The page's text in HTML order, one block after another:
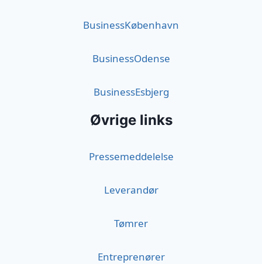
BusinessKøbenhavn
BusinessOdense
BusinessEsbjerg
Øvrige links
Pressemeddelelse
Leverandør
Tømrer
Entreprenører